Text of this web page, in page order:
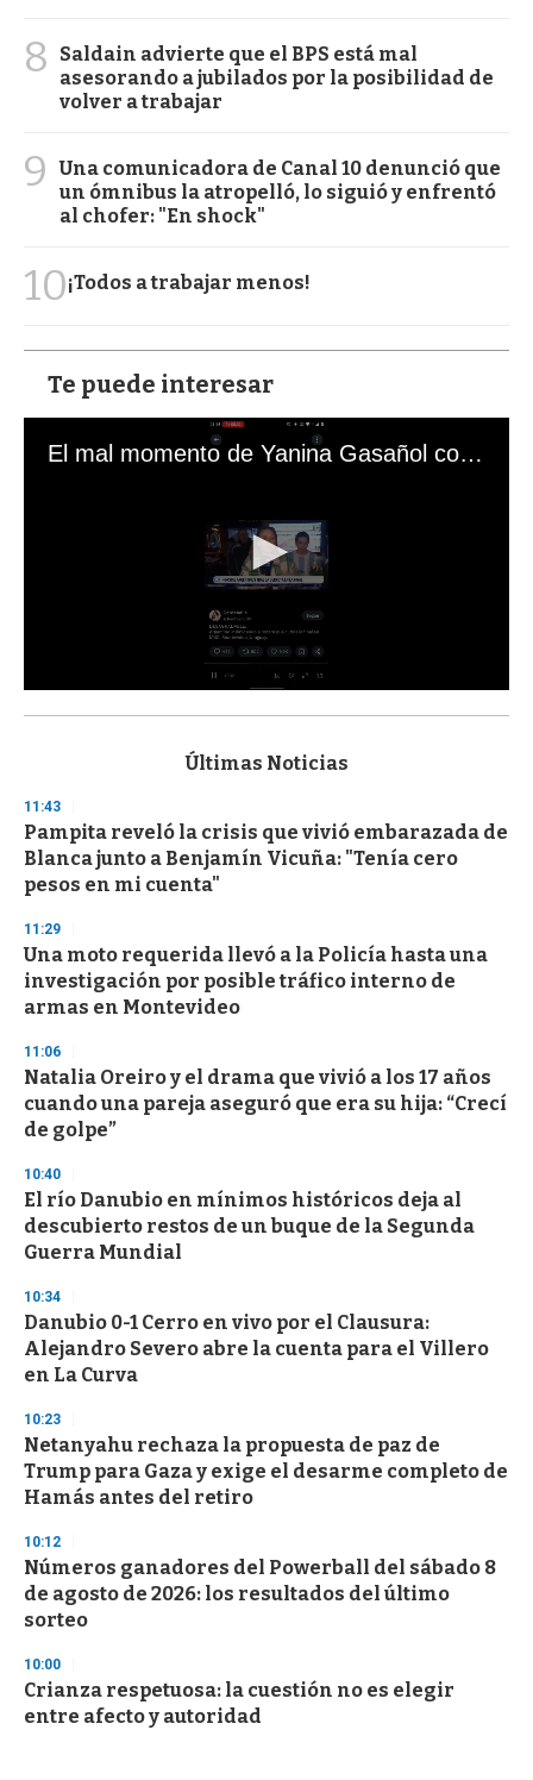
8
Saldain advierte que el BPS está mal
asesorando a jubilados por la posibilidad de
volver a trabajar
9
Una comunicadora de Canal 10 denunció que
un ómnibus la atropelló, lo siguió y enfrentó
al chofer: "En shock"
10¡Todos a trabajar menos!
Te puede interesar
El mal momento de Yanina Gasañol con un hincha argentino en "Subrayado"
s
d
s
o
f
3
s
e
c
o
n
Últimas Noticias
11:43
Pampita reveló la crisis que vivió embarazada de
Blanca junto a Benjamín Vicuña: "Tenía cero
pesos en mi cuenta"
11:29
Una moto requerida llevó a la Policía hasta una
investigación por posible tráfico interno de
armas en Montevideo
11:06
Natalia Oreiro y el drama que vivió a los 17 años
cuando una pareja aseguró que era su hija: “Crecí
de golpe”
10:40
El río Danubio en mínimos históricos deja al
descubierto restos de un buque de la Segunda
Guerra Mundial
10:34
Danubio 0-1 Cerro en vivo por el Clausura:
Alejandro Severo abre la cuenta para el Villero
en La Curva
10:23
Netanyahu rechaza la propuesta de paz de
Trump para Gaza y exige el desarme completo de
Hamás antes del retiro
10:12
Números ganadores del Powerball del sábado 8
de agosto de 2026: los resultados del último
sorteo
10:00
Crianza respetuosa: la cuestión no es elegir
entre afecto y autoridad